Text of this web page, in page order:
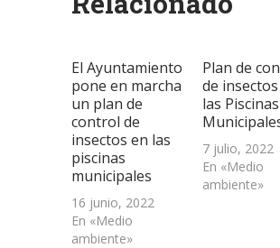
una una una
en
una
nueva)
El Ayuntamiento
pone en marcha
un plan de
control de
insectos en las
piscinas
municipales
16 junio, 2022
En «Medio
ambiente»
Plan de
de
las Piscinas
7 julio, 2022
En «Medio
ambiente»